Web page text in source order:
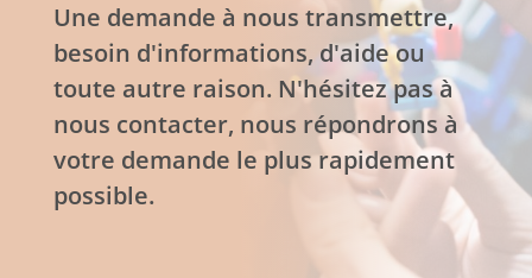
Une demande à nous transmettre,
besoin d'informations, d'aide ou
toute autre raison. N'hésitez pas à
nous contacter, nous répondrons à
votre demande le plus rapidement
possible.